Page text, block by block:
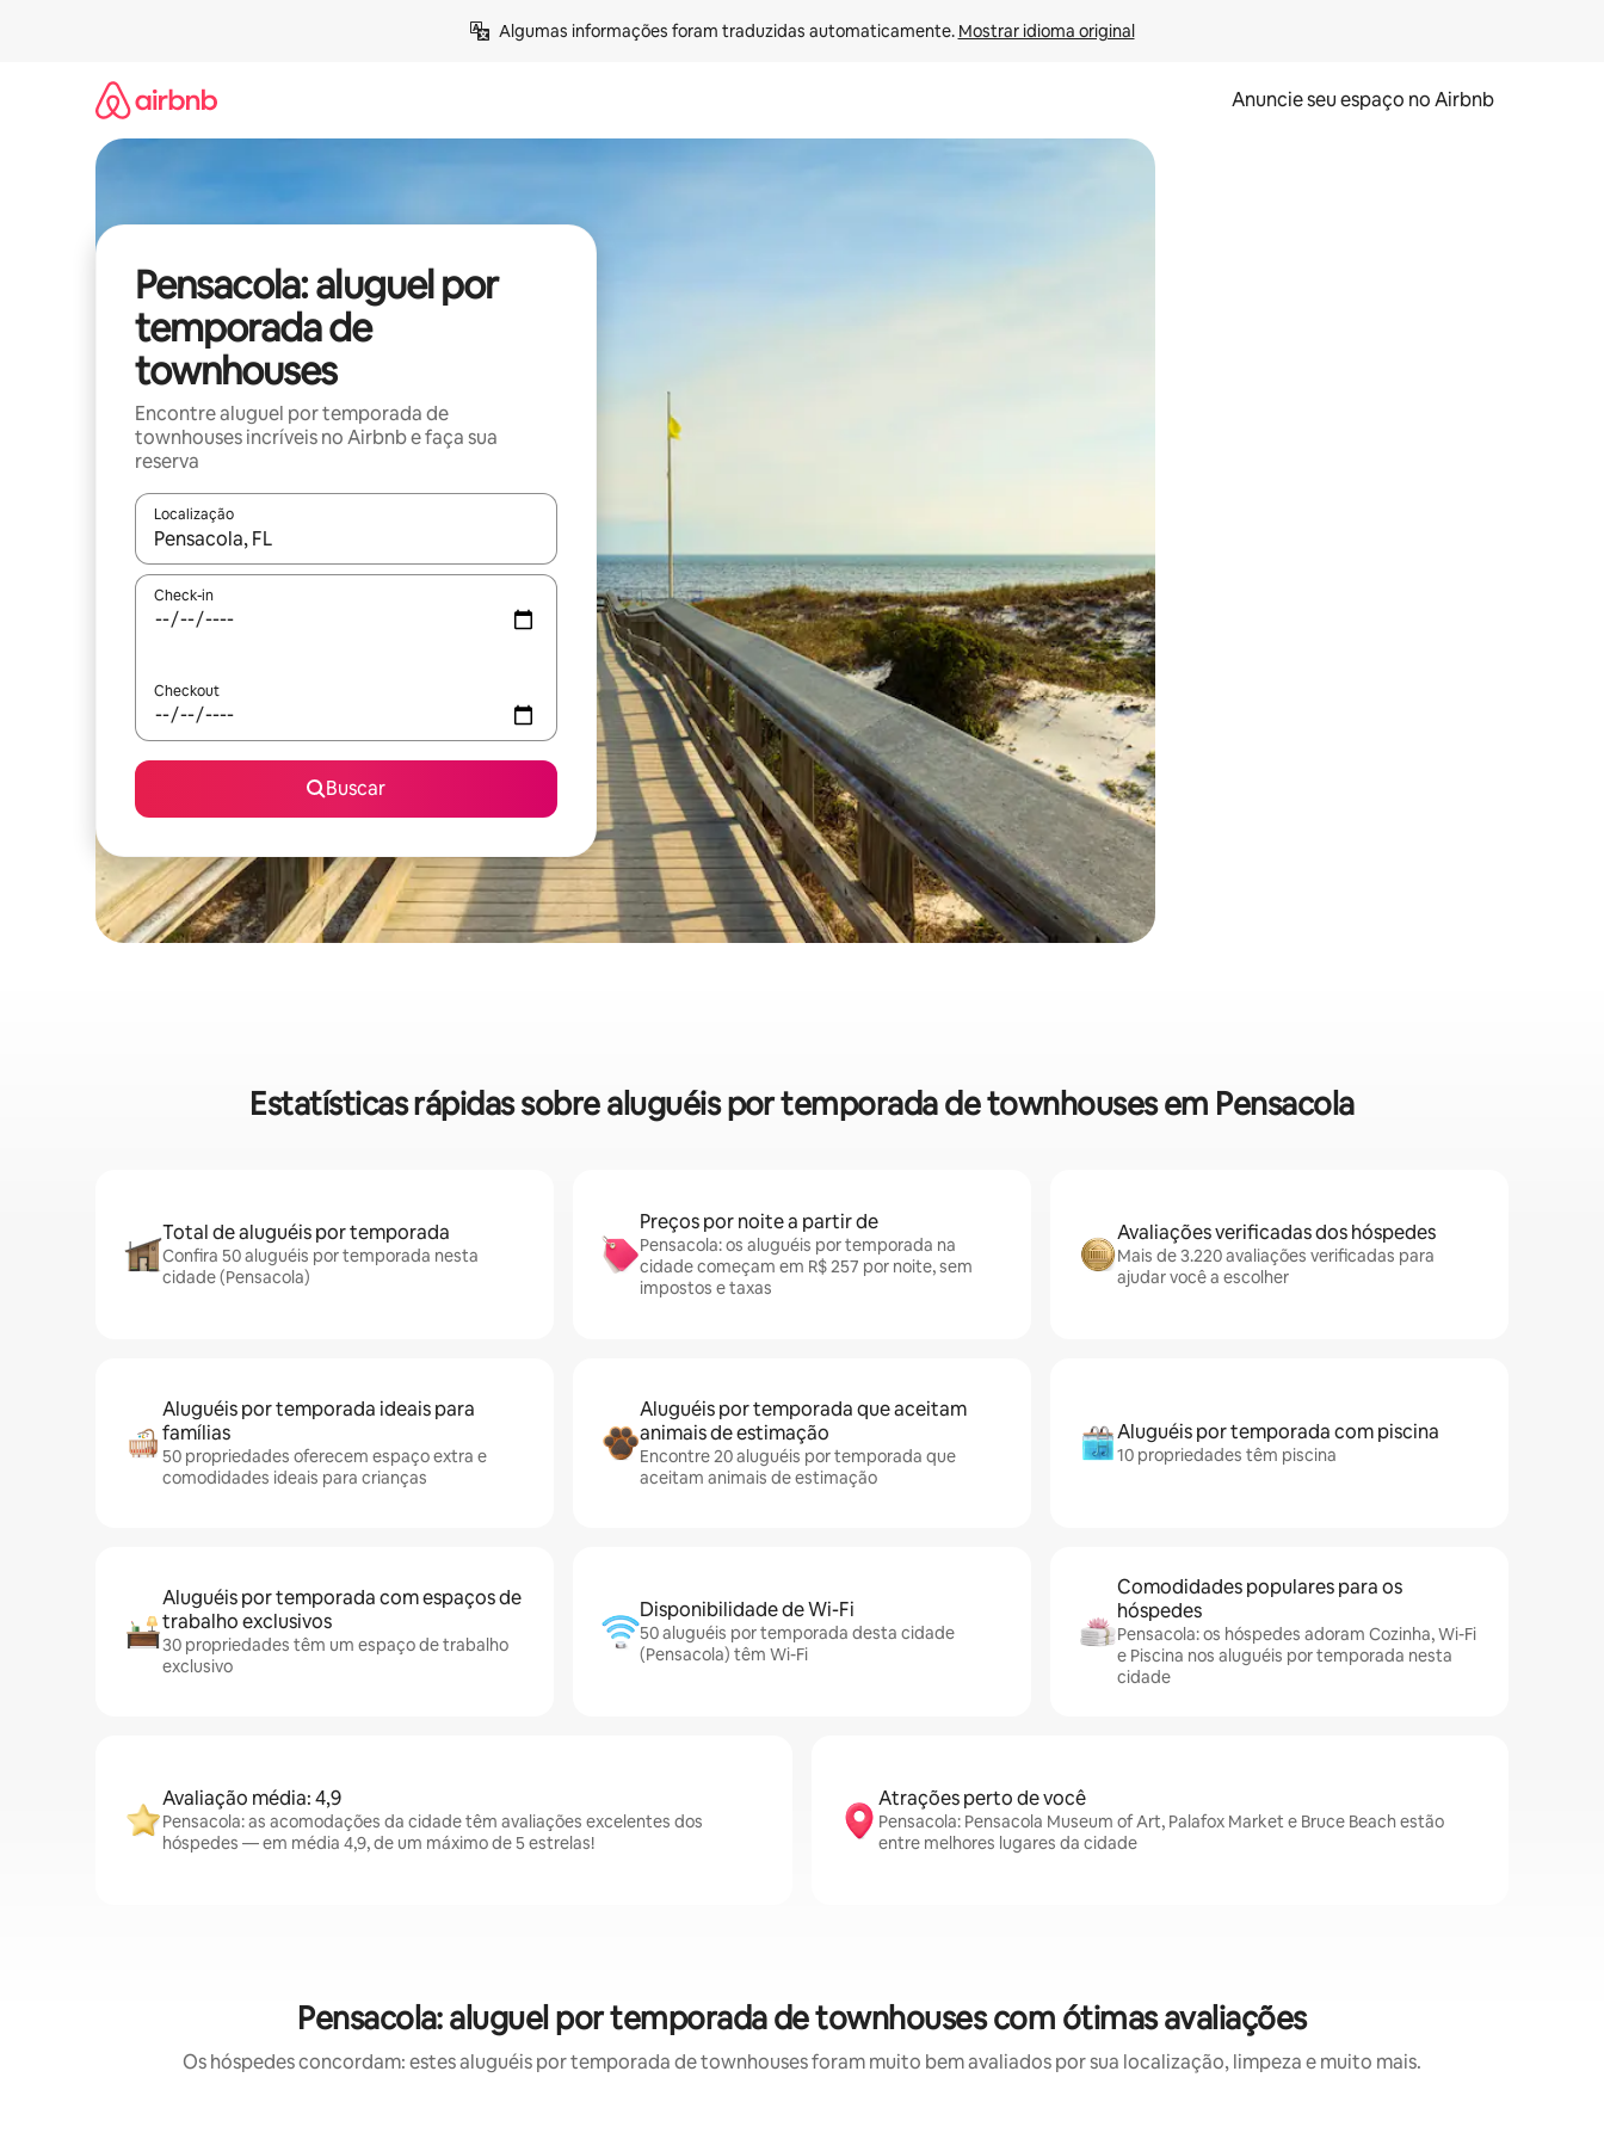
Algumas informações foram traduzidas automaticamente. Mostrar idioma original
Anuncie seu espaço no Airbnb
Pensacola: aluguel por
temporada de
townhouses
Encontre aluguel por temporada de
townhouses incríveis no Airbnb e faça sua
reserva
Localização
Quando os resultados estiverem disponíveis, explore-os usando as seta para cima e para baixo do teclado ou tocando e deslizando o dedo na tela.
Check-in
Checkout
Buscar
Estatísticas rápidas sobre aluguéis por temporada de townhouses em Pensacola
Total de aluguéis por temporada
Confira 50 aluguéis por temporada nesta
cidade (Pensacola)
Preços por noite a partir de
Pensacola: os aluguéis por temporada na
cidade começam em R$ 257 por noite, sem
impostos e taxas
Avaliações verificadas dos hóspedes
Mais de 3.220 avaliações verificadas para
ajudar você a escolher
Aluguéis por temporada ideais para
famílias
50 propriedades oferecem espaço extra e
comodidades ideais para crianças
Aluguéis por temporada que aceitam
animais de estimação
Encontre 20 aluguéis por temporada que
aceitam animais de estimação
Aluguéis por temporada com piscina
10 propriedades têm piscina
Aluguéis por temporada com espaços de
trabalho exclusivos
30 propriedades têm um espaço de trabalho
exclusivo
Disponibilidade de Wi-Fi
50 aluguéis por temporada desta cidade
(Pensacola) têm Wi-Fi
Comodidades populares para os
hóspedes
Pensacola: os hóspedes adoram Cozinha, Wi-Fi
e Piscina nos aluguéis por temporada nesta
cidade
Avaliação média: 4,9
Pensacola: as acomodações da cidade têm avaliações excelentes dos
hóspedes — em média 4,9, de um máximo de 5 estrelas!
Atrações perto de você
Pensacola: Pensacola Museum of Art, Palafox Market e Bruce Beach estão
entre melhores lugares da cidade
Pensacola: aluguel por temporada de townhouses com ótimas avaliações
Os hóspedes concordam: estes aluguéis por temporada de townhouses foram muito bem avaliados por sua localização, limpeza e muito mais.